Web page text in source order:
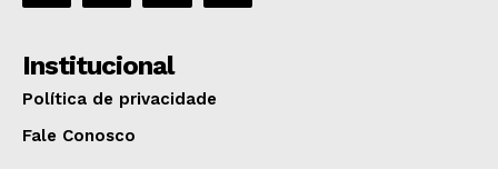
Institucional
Política de privacidade
Fale Conosco